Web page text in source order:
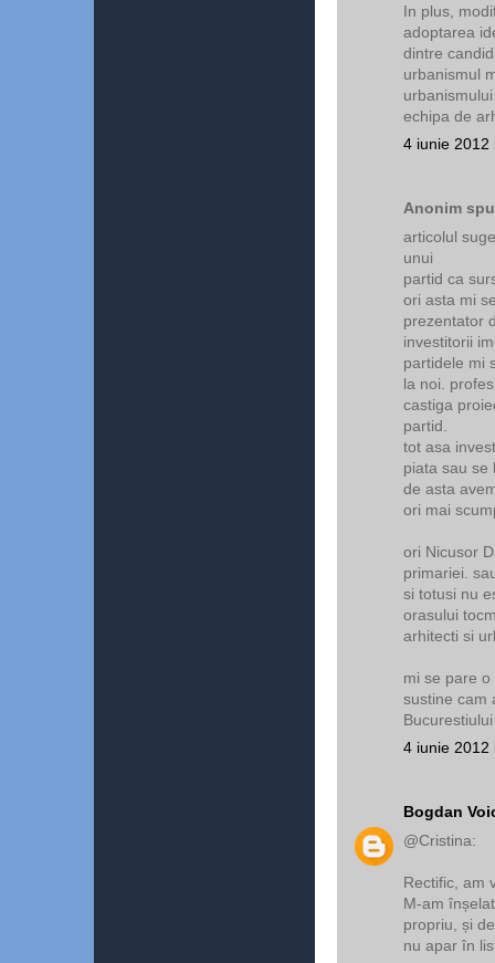
In plus,
adoptarea
dintre
urbanismul
echipa de
4 iunie 2012
Anonim
articolul
unui
partid ca
ori asta mi
prezentator
investitorii
partidele mi
la noi.
castiga
partid.
tot asa
piata sau se
de asta
ori mai
ori Nicusor
primariei.
si totusi nu
orasului
arhitecti si
mi se pare
sustine cam
4 iunie 2012
Bogdan
@Cristina:
Rectific, am
M-am
propriu, și
nu apar în